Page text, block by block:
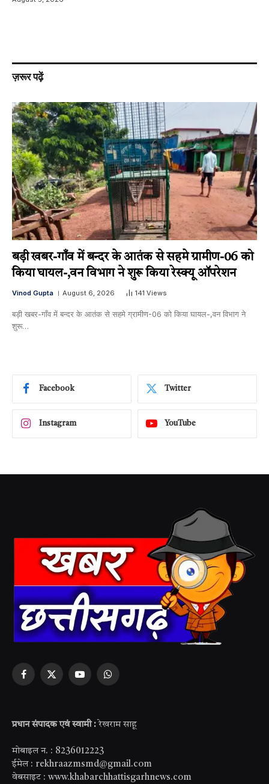
ज़रूर पढ़ें
बड़ी खबर-गाँव में बन्दर के आतंक से सहमे ग्रामीण-06 को
किया घायल-,वन विभाग ने शुरू किया रेस्क्यू ऑपरेशन
Vinod Gupta August 6, 2026 141 Views
बड़ी खबर-गाँव में बन्दर के आतंक से सहमे ग्रामीण-06 को किया घायल-,वन विभाग ने
शुरू…
Facebook Twitter
Instagram YouTube
Facebook
X
YouTubeWhatsApp
प्रधान संपादक एवं स्वामी : रेखराम साहू
मोबाइल न. : 8236012223
ईमेल : rekhraazmsmd@gmail.com
वेबसाइट : www.khabarchhattisgarhnews.com